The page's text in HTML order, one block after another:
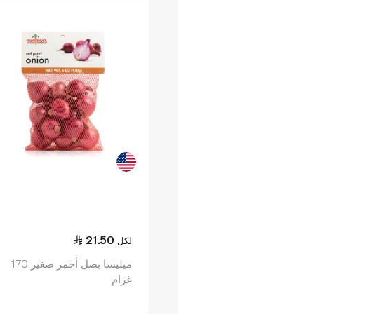
21.50 لكل
ميليسا بصل أحمر صغير 170
غرام